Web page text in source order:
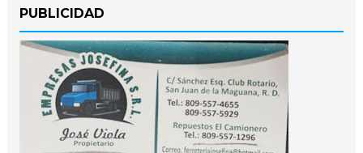
PUBLICIDAD